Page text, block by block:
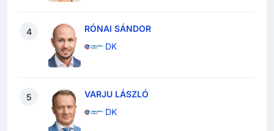
4
RÓNAI SÁNDOR
DK
5
VARJU LÁSZLÓ
DK